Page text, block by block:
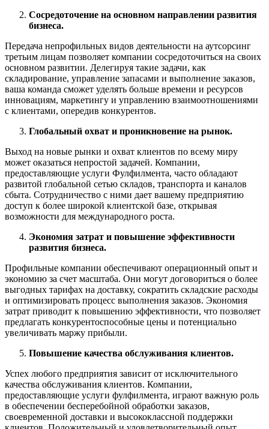
Сосредоточение на основном направлении развития
бизнеса.
Передача непрофильных видов деятельности на аутсорсинг
третьим лицам позволяет компании сосредоточиться на своих
основном развитии. Делегируя такие задачи, как
складирование, управление запасами и выполнение заказов,
ваша команда сможет уделять больше времени и ресурсов
инновациям, маркетингу и управлению взаимоотношениями
с клиентами, опередив конкурентов.
Глобальный охват и проникновение на рынок.
Выход на новые рынки и охват клиентов по всему миру
может оказаться непростой задачей. Компании,
предоставляющие услуги Фулфилмента, часто обладают
развитой глобальной сетью складов, транспорта и каналов
сбыта. Сотрудничество с ними дает вашему предприятию
доступ к более широкой клиентской базе, открывая
возможности для международного роста.
Экономия затрат и повышение эффективности
развития бизнеса.
Профильные компании обеспечивают операционный опыт и
экономию за счет масштаба. Они могут договориться о более
выгодных тарифах на доставку, сократить складские расходы
и оптимизировать процесс выполнения заказов. Экономия
затрат приводит к повышению эффективности, что позволяет
предлагать конкурентоспособные цены и потенциально
увеличивать маржу прибыли.
Повышение качества обслуживания клиентов.
Успех любого предприятия зависит от исключительного
качества обслуживания клиентов. Компании,
предоставляющие услуги фулфилмента, играют важную роль
в обеспечении бесперебойной обработки заказов,
своевременной доставки и высококлассной поддержки